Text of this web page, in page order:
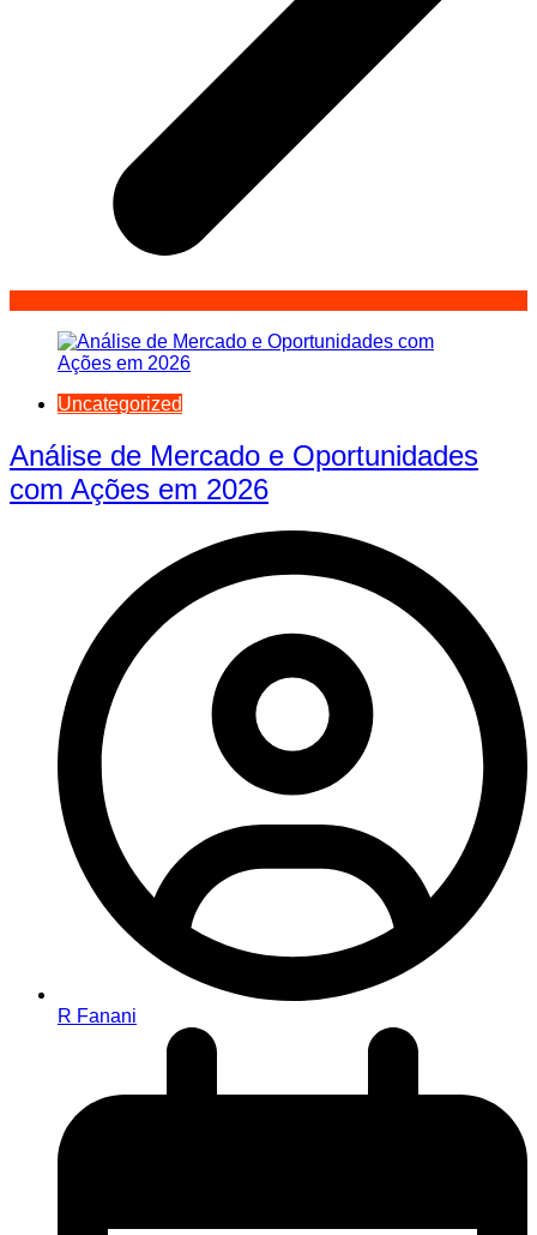
Uncategorized
Análise de Mercado e Oportunidades
com Ações em 2026
R Fanani